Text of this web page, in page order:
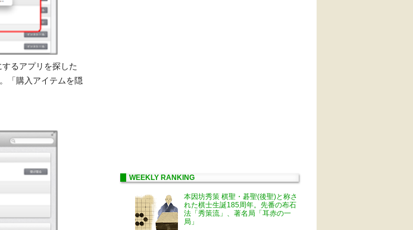
るアプリを探した
「購入アイテムを隠
WEEKLY RANKING
本因坊秀策 棋聖・碁聖(後聖)と称さ
れた棋士生誕185周年。先番の布石
法「秀策流」、著名局「耳赤の一
局」